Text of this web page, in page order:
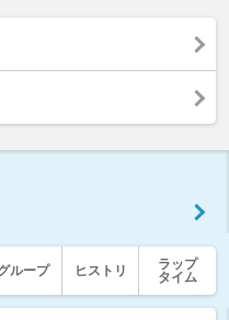
ループ ヒストリ
ラップ
タイム